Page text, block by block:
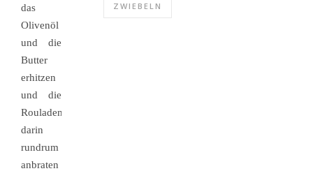
das
Olivenöl
und die
Butter
erhitzen
und die
Rouladen
darin
rundrum
anbraten
ZWIEBELN